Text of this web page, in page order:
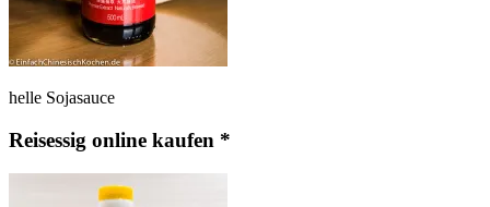
helle Sojasauce
Reisessig online kaufen *